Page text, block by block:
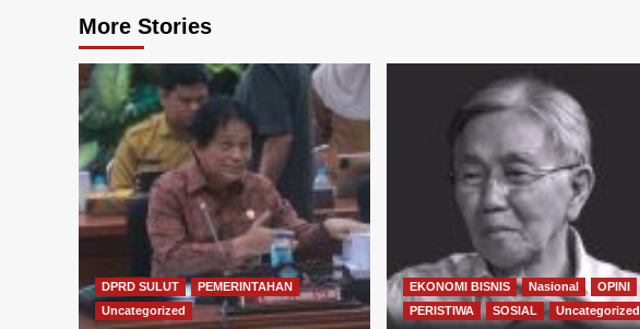
More Stories
DPRD SULUT
PEMERINTAHAN
Uncategorized
EKONOMI BISNIS Nasional
OPINI
PERISTIWA
SOSIAL Uncategorized